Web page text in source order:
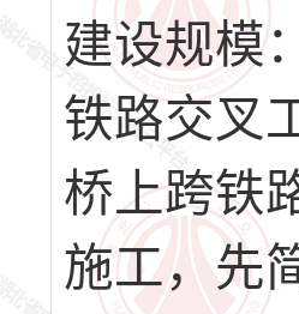
建设规模
铁路交叉
桥上跨铁
施工，先